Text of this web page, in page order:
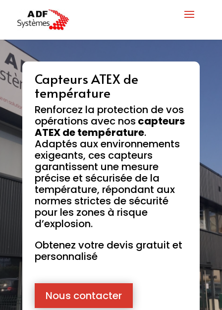
Capteurs ATEX de
température
Renforcez la protection de vos
opérations avec nos capteurs
ATEX de température.
Adaptés aux environnements
exigeants, ces capteurs
garantissent une mesure
précise et sécurisée de la
température, répondant aux
normes strictes de sécurité
pour les zones à risque
d’explosion.
Obtenez votre devis gratuit et
personnalisé
Nous contacter